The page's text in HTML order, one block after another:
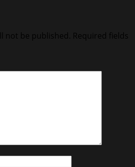
not be published. Required fields